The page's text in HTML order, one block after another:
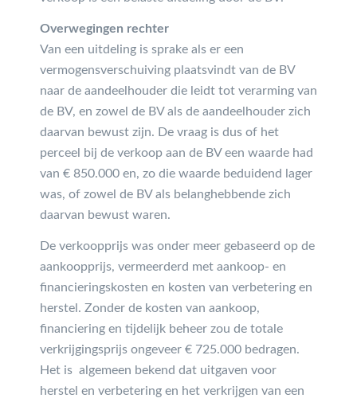
Overwegingen rechter
Van een uitdeling is sprake als er een
vermogensverschuiving plaatsvindt van de BV
naar de aandeelhouder die leidt tot verarming van
de BV, en zowel de BV als de aandeelhouder zich
daarvan bewust zijn. De vraag is dus of het
perceel bij de verkoop aan de BV een waarde had
van € 850.000 en, zo die waarde beduidend lager
was, of zowel de BV als belanghebbende zich
daarvan bewust waren.
De verkoopprijs was onder meer gebaseerd op de
aankoopprijs, vermeerderd met aankoop- en
financieringskosten en kosten van verbetering en
herstel. Zonder de kosten van aankoop,
financiering en tijdelijk beheer zou de totale
verkrijgingsprijs ongeveer € 725.000 bedragen.
Het is algemeen bekend dat uitgaven voor
herstel en verbetering en het verkrijgen van een